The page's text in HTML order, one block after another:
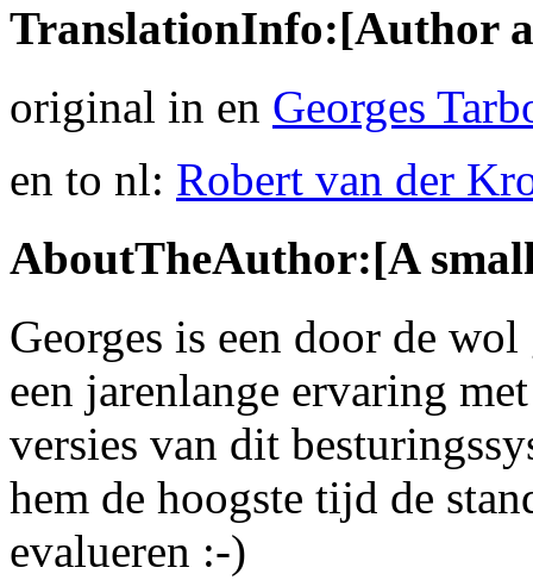
TranslationInfo:[Author
original in en Georges
en to nl: Robert van der
AboutTheAuthor:[A
Georges is een door de
een jarenlange ervaring
versies van dit
hem de hoogste tijd de
evalueren :-)